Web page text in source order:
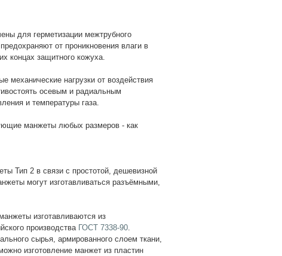
для герметизации межтрубного
от проникновения влаги в
концах защитного кожуха.
нагрузки от воздействия
осевым и радиальным
и температуры газа.
манжеты любых размеров - как
Тип 2 в связи с простотой, дешевизной
могут изготавливаться разъёмными,
изготавливаются из
производства ГОСТ 7338-90.
сырья, армированного слоем ткани,
изготовление манжет из пластин